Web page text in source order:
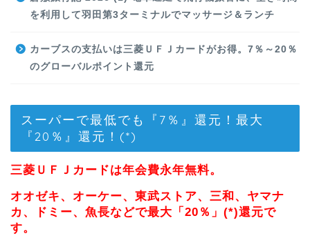
を利用して羽田第3ターミナルでマッサージ＆ランチ
カーブスの支払いは三菱ＵＦＪカードがお得。7％～20％
のグローバルポイント還元
スーパーで最低でも『7％』還元！最大
『20％』還元！(*)
三菱ＵＦＪカードは年会費永年無料。
オオゼキ、オーケー、東武ストア、三和、ヤマナ
カ、ドミー、魚長などで最大「20％」(*)還元で
す。